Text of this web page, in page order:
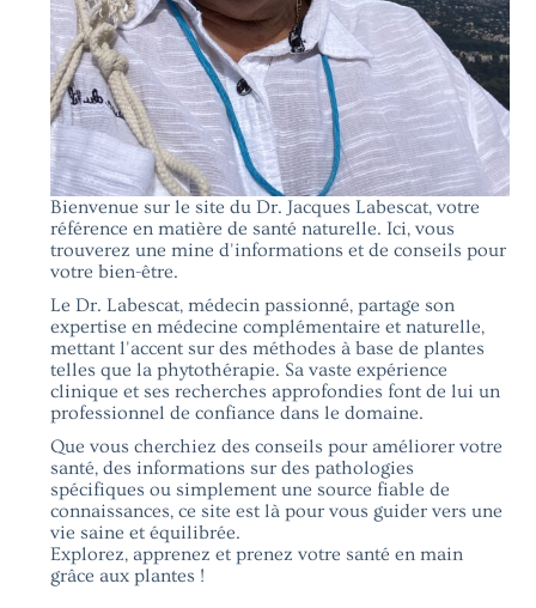
Bienvenue sur le site du Dr. Jacques Labescat, votre
référence en matière de santé naturelle. Ici, vous
trouverez une mine d'informations et de conseils pour
votre bien-être.
Le Dr. Labescat, médecin passionné, partage son
expertise en médecine complémentaire et naturelle,
mettant l'accent sur des méthodes à base de plantes
telles que la phytothérapie. Sa vaste expérience
clinique et ses recherches approfondies font de lui un
professionnel de confiance dans le domaine.
Que vous cherchiez des conseils pour améliorer votre
santé, des informations sur des pathologies
spécifiques ou simplement une source fiable de
connaissances, ce site est là pour vous guider vers une
vie saine et équilibrée.
Explorez, apprenez et prenez votre santé en main
grâce aux plantes !